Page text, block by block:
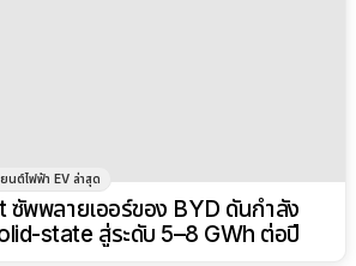
นต์ไฟฟ้า EV ล่าสุด
ซัพพลายเออร์ของ BYD ดันกำลัง
state สู่ระดับ 5–8 GWh ต่อปี